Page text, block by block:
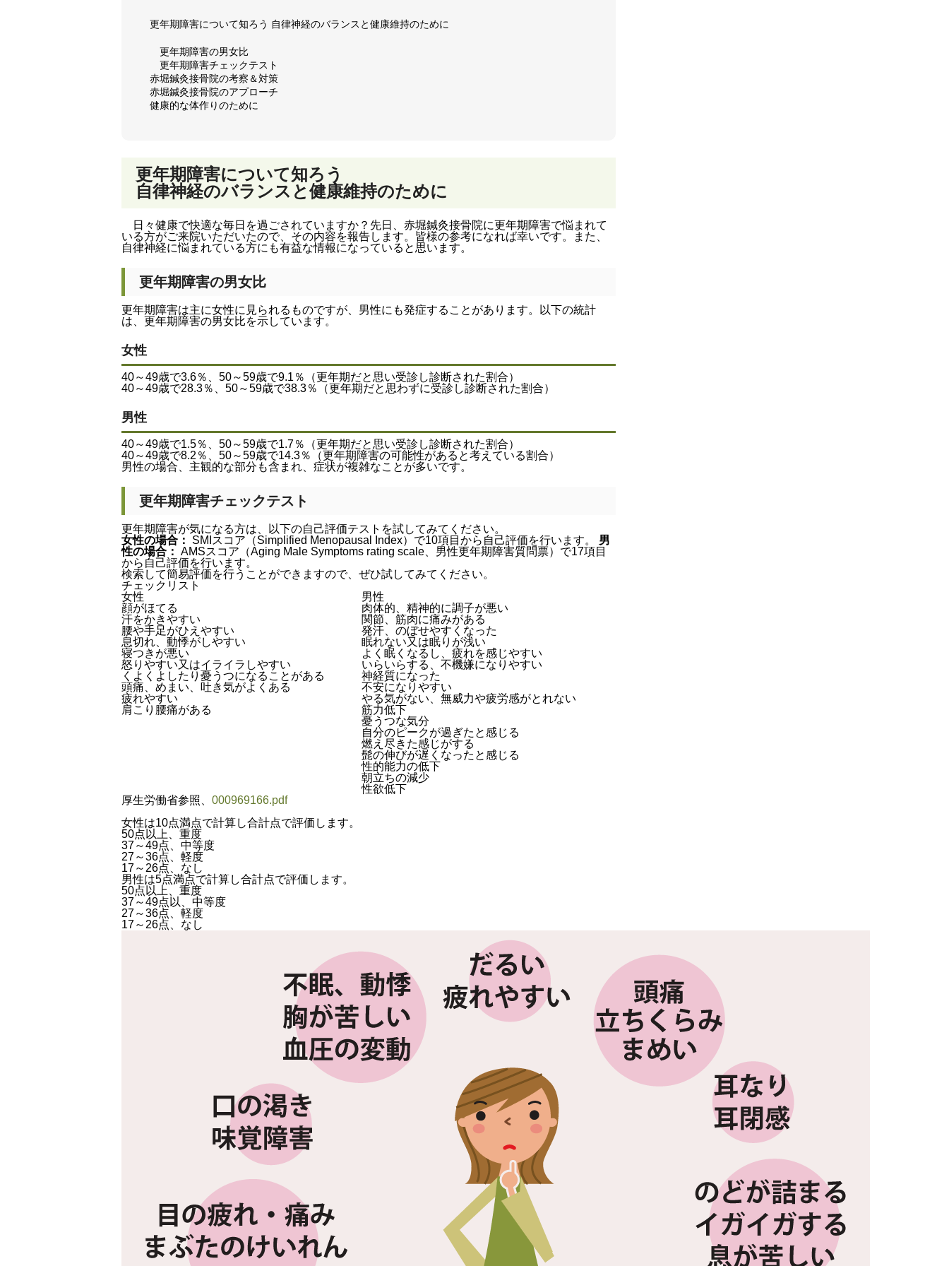
更年期障害について知ろう 自律神経のバランスと健康維持のために
更年期障害の男女比
更年期障害チェックテスト
赤堀鍼灸接骨院の考察＆対策
赤堀鍼灸接骨院のアプローチ
健康的な体作りのために
更年期障害について知ろう
自律神経のバランスと健康維持のために
日々健康で快適な毎日を過ごされていますか？先日、赤堀鍼灸接骨院に更年期障害で悩まれて
いる方がご来院いただいたので、その内容を報告します。皆様の参考になれば幸いです。また、
自律神経に悩まれている方にも有益な情報になっていると思います。
更年期障害の男女比
更年期障害は主に女性に見られるものですが、男性にも発症することがあります。以下の統計
は、更年期障害の男女比を示しています。
女性
40～49歳で3.6％、50～59歳で9.1％（更年期だと思い受診し診断された割合）
40～49歳で28.3％、50～59歳で38.3％（更年期だと思わずに受診し診断された割合）
男性
40～49歳で1.5％、50～59歳で1.7％（更年期だと思い受診し診断された割合）
40～49歳で8.2％、50～59歳で14.3％（更年期障害の可能性があると考えている割合）
男性の場合、主観的な部分も含まれ、症状が複雑なことが多いです。
更年期障害チェックテスト
更年期障害が気になる方は、以下の自己評価テストを試してみてください。
女性の場合：
SMIスコア（Simplified Menopausal Index）で10項目から自己評価を行います。 男
性の場合： AMSスコア（Aging Male Symptoms rating scale、男性更年期障害質問票）で17項目
から自己評価を行います。
検索して簡易評価を行うことができますので、ぜひ試してみてください。
チェックリスト
女性
男性
顔がほてる
肉体的、精神的に調子が悪い
汗をかきやすい
関節、筋肉に痛みがある
腰や手足がひえやすい
発汗、のぼせやすくなった
息切れ、動悸がしやすい
眠れない又は眠りが浅い
寝つきが悪い
よく眠くなるし、疲れを感じやすい
怒りやすい又はイライラしやすい
いらいらする、不機嫌になりやすい
くよくよしたり憂うつになることがある
神経質になった
頭痛、めまい、吐き気がよくある
不安になりやすい
疲れやすい
やる気がない、無威力や疲労感がとれない
肩こり腰痛がある
筋力低下
憂うつな気分
自分のピークが過ぎたと感じる
燃え尽きた感じがする
髭の伸びが遅くなったと感じる
性的能力の低下
朝立ちの減少
性欲低下
厚生労働省参照、 000969166.pdf
女性は10点満点で計算し合計点で評価します。
50点以上、重度
37～49点、中等度
27～36点、軽度
17～26点、なし
男性は5点満点で計算し合計点で評価します。
50点以上、重度
37～49点以、中等度
27～36点、軽度
17～26点、なし